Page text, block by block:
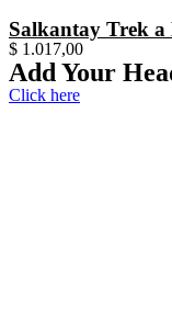
Salkantay Trek a
$ 1.017,00
Add Your
Click here